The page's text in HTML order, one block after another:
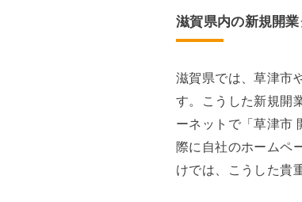
滋賀県内の新規開
滋賀県では、草津市
す。こうした新規開
ーネットで「草津市
際に自社のホームペ
けでは、こうした貴